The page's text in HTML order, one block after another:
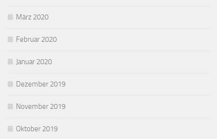
März 2020
Februar 2020
Januar 2020
Dezember 2019
November 2019
Oktober 2019